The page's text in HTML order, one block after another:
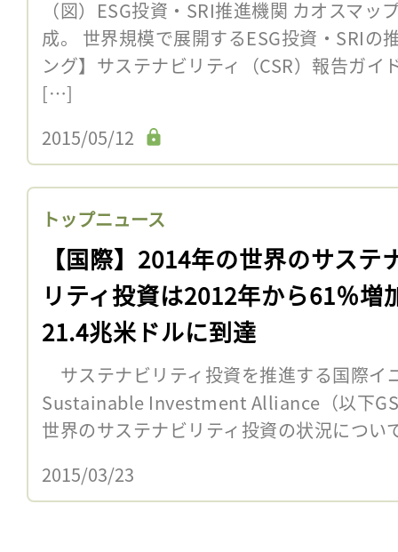
（図）ESG投資・SRI推進機関 カオスマ
成。 世界規模で展開するESG投資・SRI
ング】サステナビリティ（CSR）報告ガイ
[…]
2015/05/12
トップニュース
【国際】2014年の世界のサステ
リティ投資は2012年から61％増
21.4兆米ドルに到達
サステナビリティ投資を推進する国際イ
Sustainable Investment Alliance（以下
世界のサステナビリティ投資の状況につ
2015/03/23